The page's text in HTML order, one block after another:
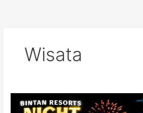
Wisata
Liburan